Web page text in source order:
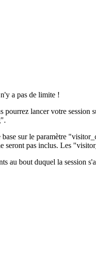
a pas de limite !
lancer votre session
sur le paramètre
seront pas inclus. Les
au bout duquel la session